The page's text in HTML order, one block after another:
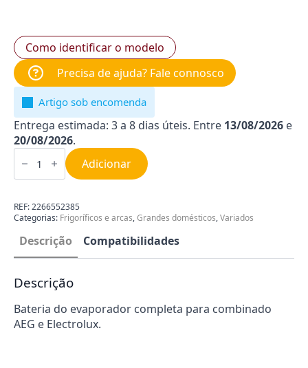
Como identificar o modelo
Precisa de ajuda? Fale connosco
Artigo sob encomenda
Entrega estimada: 3 a 8 dias úteis. Entre 13/08/2026 e
20/08/2026.
Quantidade
de
Evaporador
AEG
|
Electrolux
2266552385
Adicionar
REF:2266552385
Categorias: Frigoríficos e arcas,Grandes domésticos,Variados
Descrição Compatibilidades
Descrição
Bateria do evaporador completa para combinado
AEG e Electrolux.